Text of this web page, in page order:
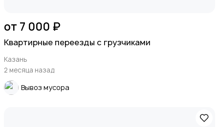
от 7 000 ₽
Квартирные переезды с грузчиками
Казань
2 месяца назад
Вывоз мусора